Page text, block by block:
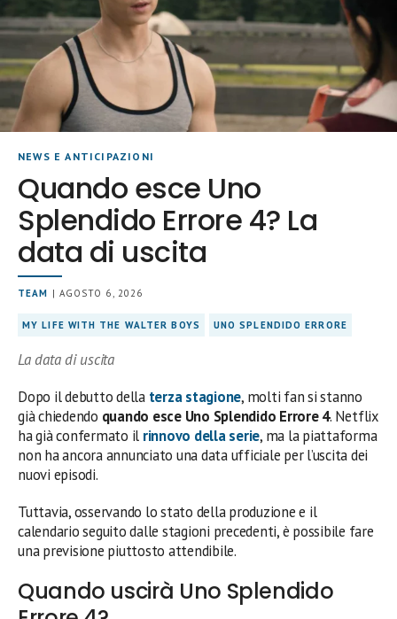
NEWS E ANTICIPAZIONI
Quando esce Uno
Splendido Errore 4? La
data di uscita
TEAM | AGOSTO 6, 2026
MY LIFE WITH THE WALTER BOYS UNO SPLENDIDO ERRORE
La data di uscita
Dopo il debutto della terza stagione, molti fan si stanno
già chiedendo quando esce Uno Splendido Errore 4. Netflix
ha già confermato il rinnovo della serie, ma la piattaforma
non ha ancora annunciato una data ufficiale per l’uscita dei
nuovi episodi.
Tuttavia, osservando lo stato della produzione e il
calendario seguito dalle stagioni precedenti, è possibile fare
una previsione piuttosto attendibile.
Quando uscirà Uno Splendido